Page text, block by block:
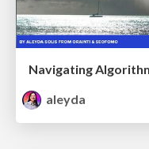
aleyda